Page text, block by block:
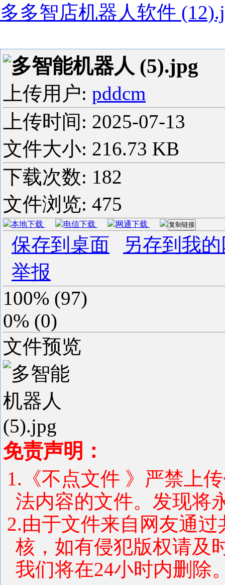
多多智店机器人软件
多智能机器人 (5).jpg
上传用户: pddcm
上传时间: 2025-07-13
文件大小: 216.73 KB
下载次数: 182
文件浏览: 475
本地下载 电信下载 网通下载 复制链接
保存到桌面
另存到我
举报
100% (97)
0% (0)
文件预览
免责声明：
1.《不点文件 》严禁上
法内容的文件。发现将
2.由于文件来自网友通
核，如有侵犯版权请及
我们将在24小时内删除